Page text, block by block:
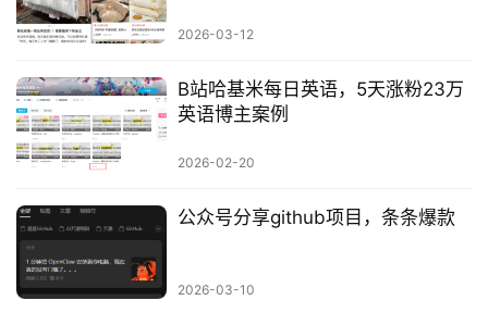
2026-03-12
B站哈基米每日英语，5天涨粉23万
英语博主案例
2026-02-20
公众号分享github项目，条条爆款
2026-03-10